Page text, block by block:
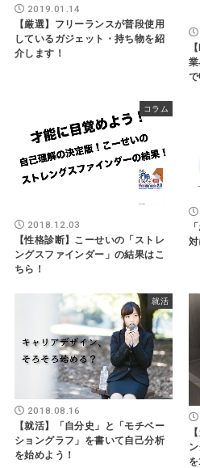
2019.01.14
【厳選】フリーランスが普段使用
しているガジェット・持ち物を紹
介します！
コラム
2018.12.03
【性格診断】こーせいの「ストレ
ングスファインダー」の結果はこ
ちら！
就活
2018.08.16
【就活】「自分史」と「モチベー
ショングラフ」を書いて自己分析
を始めよう！